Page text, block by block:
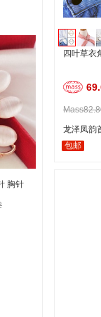
胸针
四叶草衣
龙泽凤韵
包邮